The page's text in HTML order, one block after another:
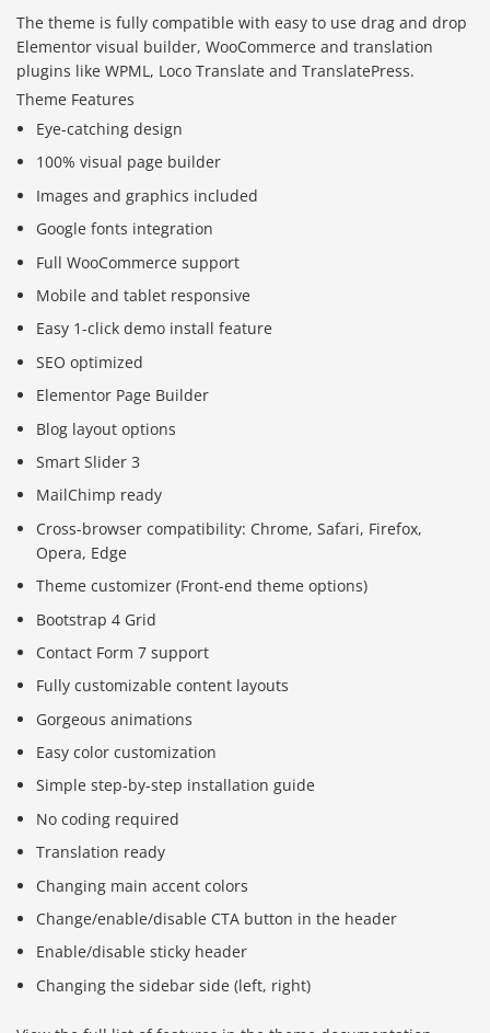
The theme is fully compatible with easy to use drag and drop
Elementor visual builder, WooCommerce and translation
plugins like WPML, Loco Translate and TranslatePress.
Theme Features
Eye-catching design
100% visual page builder
Images and graphics included
Google fonts integration
Full WooCommerce support
Mobile and tablet responsive
Easy 1-click demo install feature
SEO optimized
Elementor Page Builder
Blog layout options
Smart Slider 3
MailChimp ready
Cross-browser compatibility: Chrome, Safari, Firefox,
Opera, Edge
Theme customizer (Front-end theme options)
Bootstrap 4 Grid
Contact Form 7 support
Fully customizable content layouts
Gorgeous animations
Easy color customization
Simple step-by-step installation guide
No coding required
Translation ready
Changing main accent colors
Change/enable/disable CTA button in the header
Enable/disable sticky header
Changing the sidebar side (left, right)